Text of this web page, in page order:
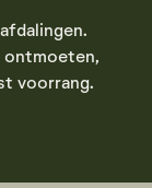
ontmoeten,
voorrang.